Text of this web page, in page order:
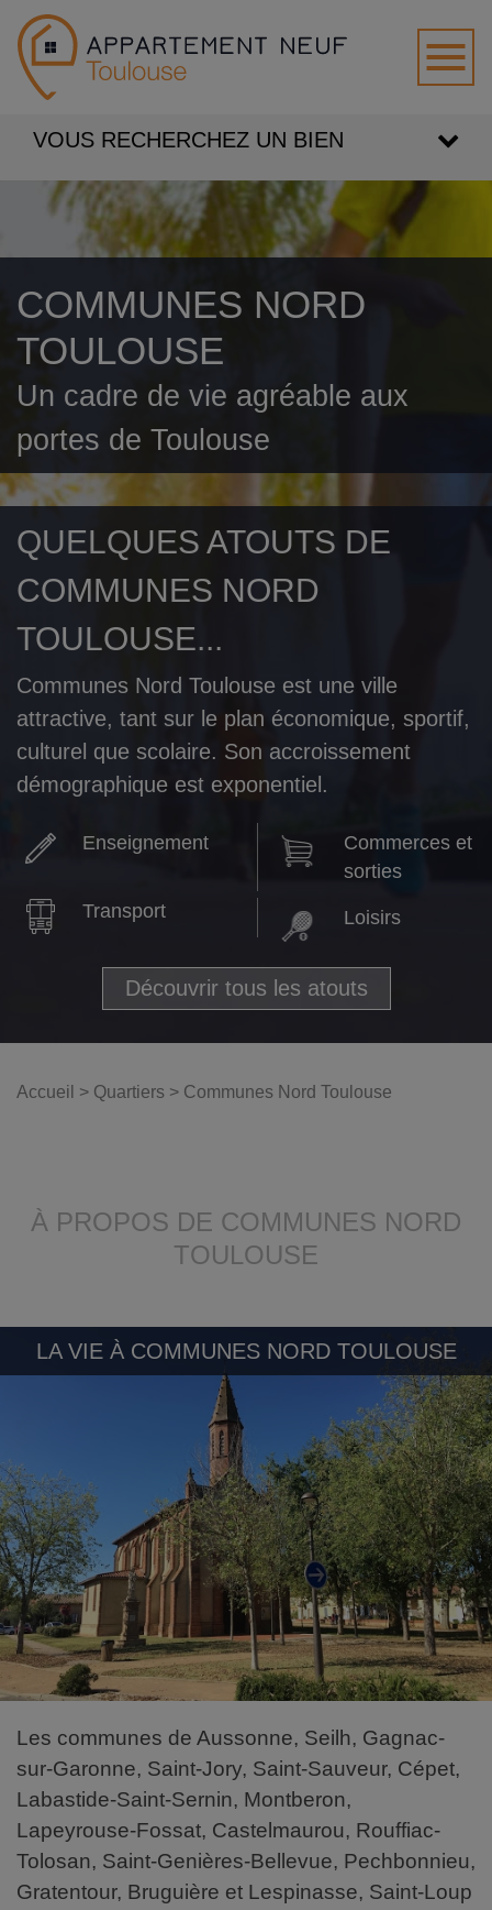
VOUS RECHERCHEZ UN BIEN
COMMUNES NORD
TOULOUSE
Un cadre de vie agréable aux
portes de Toulouse
QUELQUES ATOUTS DE
COMMUNES NORD
TOULOUSE...
Communes Nord Toulouse est une ville
attractive, tant sur le plan économique, sportif,
culturel que scolaire. Son accroissement
démographique est exponentiel.
Enseignement
Transport
Commerces et
sorties
Loisirs
Découvrir tous les atouts
Accueil > Quartiers > Communes Nord Toulouse
À PROPOS DE COMMUNES NORD
TOULOUSE
LA VIE À COMMUNES NORD TOULOUSE
Les communes de Aussonne, Seilh, Gagnac-
sur-Garonne, Saint-Jory, Saint-Sauveur, Cépet,
Labastide-Saint-Sernin, Montberon,
Lapeyrouse-Fossat, Castelmaurou, Rouffiac-
Tolosan, Saint-Genières-Bellevue, Pechbonnieu,
Gratentour, Bruguière et Lespinasse, Saint-Loup